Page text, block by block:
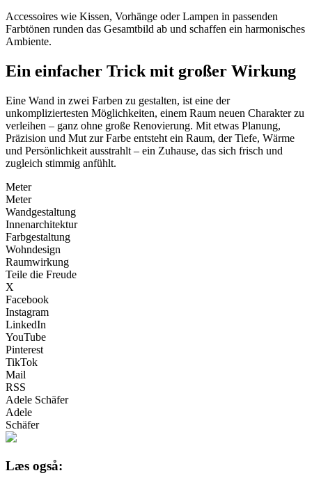
Accessoires wie Kissen, Vorhänge oder Lampen in passenden
Farbtönen runden das Gesamtbild ab und schaffen ein harmonisches
Ambiente.
Ein einfacher Trick mit großer Wirkung
Eine Wand in zwei Farben zu gestalten, ist eine der
unkompliziertesten Möglichkeiten, einem Raum neuen Charakter zu
verleihen – ganz ohne große Renovierung. Mit etwas Planung,
Präzision und Mut zur Farbe entsteht ein Raum, der Tiefe, Wärme
und Persönlichkeit ausstrahlt – ein Zuhause, das sich frisch und
zugleich stimmig anfühlt.
Meter
Meter
Wandgestaltung
Innenarchitektur
Farbgestaltung
Wohndesign
Raumwirkung
Teile die Freude
X
Facebook
Instagram
LinkedIn
YouTube
Pinterest
TikTok
Mail
RSS
Adele Schäfer
Adele
Schäfer
Læs også: